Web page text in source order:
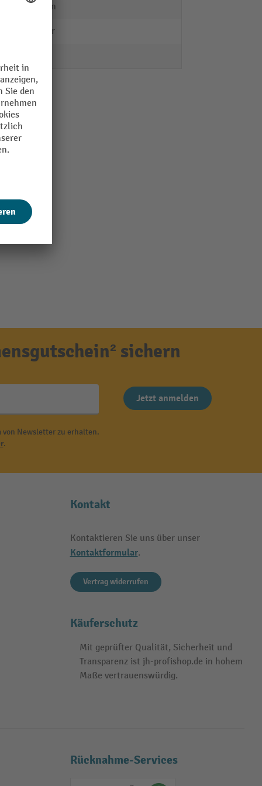
Meguin
Starter
sichern
Jetzt anmelden
von Newsletter zu erhalten.
.
Kontakt
Kontaktieren Sie uns über unser
Kontaktformular.
Vertrag widerrufen
Käuferschutz
Mit geprüfter Qualität, Sicherheit und
Transparenz ist jh-profishop.de in hohem
Maße vertrauenswürdig.
Rücknahme-Services